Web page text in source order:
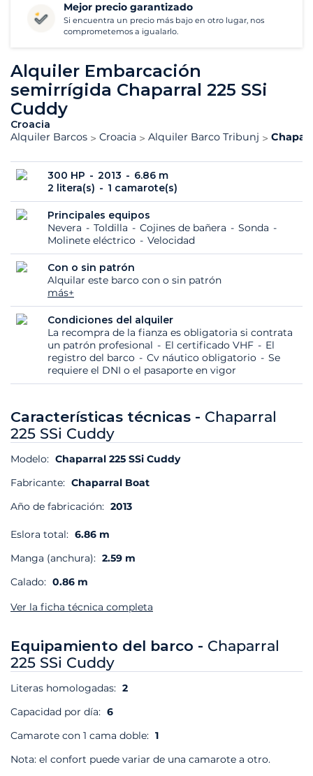
Alquiler Embarcación
semirrígida Chaparral 225 SSi
Cuddy
Croacia
Alquiler Barcos
Croacia Alquiler Barco Tribunj
300 HP 2013
6.86 m
2 litera(s)
1 camarote(s)
Principales equipos
Nevera
Toldilla Cojines de bañera
Sonda
Molinete eléctrico
Velocidad
Con o sin patrón
Alquilar este barco con o sin patrón
más+
Condiciones del alquiler
La recompra de la fianza es obligatoria si contrata
un patrón profesional
El certificado VHF
El
registro del barco
Cv náutico obligatorio
Se
requiere el DNI o el pasaporte en vigor
Características técnicas - Chaparral
225 SSi Cuddy
Modelo: Chaparral 225 SSi Cuddy
Fabricante: Chaparral Boat
Año de fabricación: 2013
Eslora total: 6.86 m
Manga (anchura): 2.59 m
Calado: 0.86 m
Ver la ficha técnica completa
Equipamiento del barco - Chaparral
225 SSi Cuddy
Literas homologadas: 2
Capacidad por día: 6
Camarote con 1 cama doble: 1
Nota: el confort puede variar de una camarote a otro.
Mejor precio garantizado
Si encuentra un precio más bajo en otro lugar, nos
comprometemos a igualarlo.